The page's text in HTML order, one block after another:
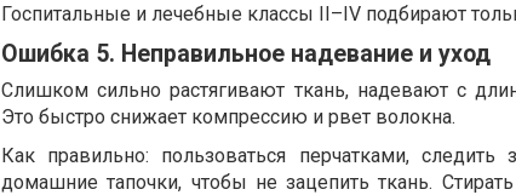
Госпитальные и лечебные классы II–IV подбирают
Ошибка 5. Неправильное надевание и уход
Слишком сильно растягивают ткань, надевают с
Это быстро снижает компрессию и рвет волокна.
Как правильно: пользоваться перчатками,
домашние тапочки, чтобы не зацепить ткань.